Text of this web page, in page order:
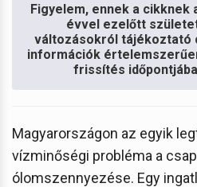
Figyelem, ennek a cikknek
évvel ezelőtt
változásokról tájékoztató
információk
frissítés
Magyarországon az egyik
vízminőségi probléma a
ólomszennyezése. Egy